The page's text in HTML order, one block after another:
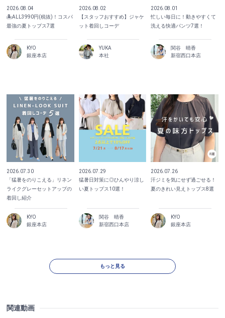
2026.08.04
🏝️ALL3990円(税抜)！コスパ
最強の夏トップス7選
KYO
銀座本店
2026.08.02
【スタッフおすすめ】ジャケ
ット着回しコーデ
YUKA
本社
2026.08.01
忙しい毎日に！動きやすくて
洗える快適パンツ7選！
関谷 晴香
新宿西口本店
2026.07.30
「猛暑をのりこえる」リネン
ライクグレーセットアップの
着回し紹介
KYO
銀座本店
2026.07.29
猛暑日対策に◎ひんやり涼し
い夏トップス10選！
関谷 晴香
新宿西口本店
2026.07.26
汗ジミを気にせず過ごせる！
夏のきれい見えトップス8選
KYO
銀座本店
もっと見る
関連動画